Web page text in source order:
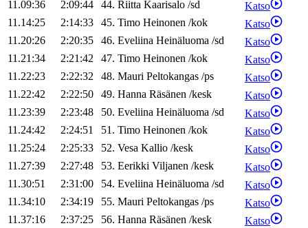
11.09:36
2:09:44 44. Riitta Kaarisalo /sd
Katso
11.14:25
2:14:33 45. Timo Heinonen /kok
Katso
11.20:26
2:20:35 46. Eveliina Heinäluoma /sd
Katso
11.21:34
2:21:42 47. Timo Heinonen /kok
Katso
11.22:23
2:22:32 48. Mauri Peltokangas /ps
Katso
11.22:42
2:22:50 49. Hanna Räsänen /kesk
Katso
11.23:39
2:23:48 50. Eveliina Heinäluoma /sd
Katso
11.24:42
2:24:51 51. Timo Heinonen /kok
Katso
11.25:24
2:25:33 52. Vesa Kallio /kesk
Katso
11.27:39
2:27:48 53. Eerikki Viljanen /kesk
Katso
11.30:51
2:31:00 54. Eveliina Heinäluoma /sd
Katso
11.34:10
2:34:19 55. Mauri Peltokangas /ps
Katso
11.37:16
2:37:25 56. Hanna Räsänen /kesk
Katso